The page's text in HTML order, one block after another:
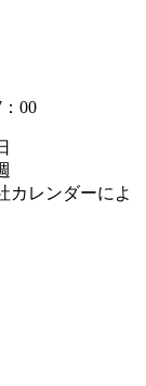
00
ンダーによ